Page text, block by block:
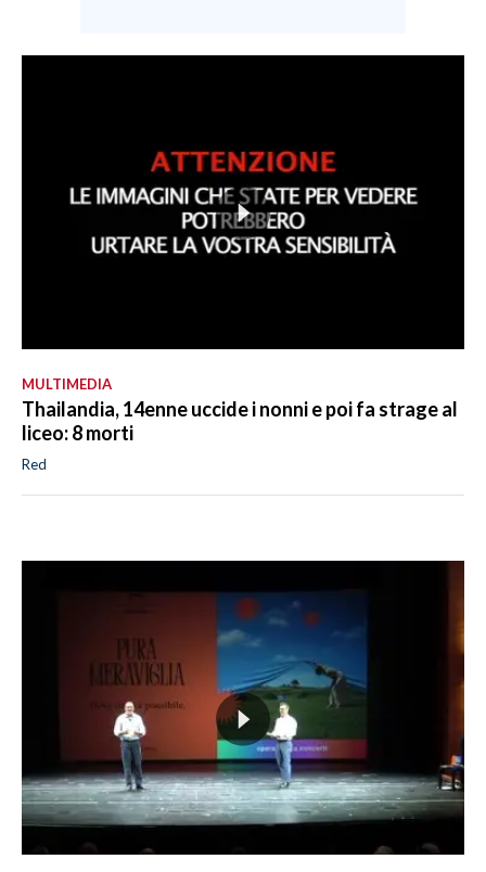
MULTIMEDIA
Thailandia, 14enne uccide i nonni e poi fa strage al
liceo: 8 morti
Red